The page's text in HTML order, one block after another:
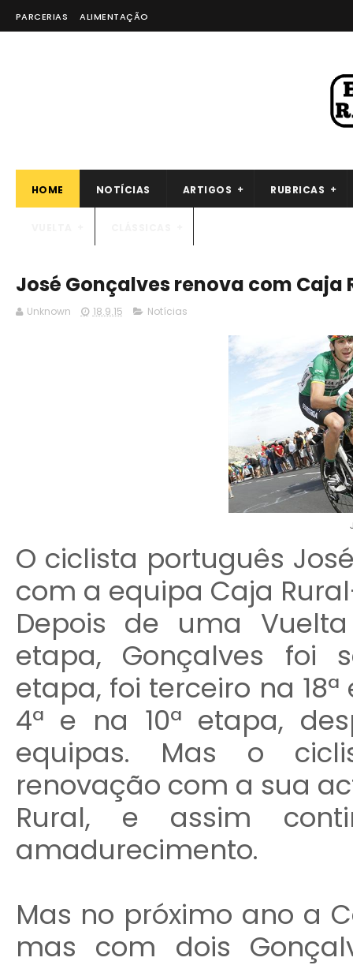
PARCERIAS ALIMENTAÇÃO
HOME NOTÍCIAS ARTIGOS RUBRICAS
José Gonçalves renova com Caja
Unknown 18.9.15 Notícias
O ciclista português
com a equipa Caja
Depois de uma
etapa, Gonçalves foi
etapa, foi terceiro na
4ª e na 10ª etapa,
equipas. Mas o
renovação com a sua
Rural, e assim
amadurecimento.
Mas no próximo ano a
mas com dois